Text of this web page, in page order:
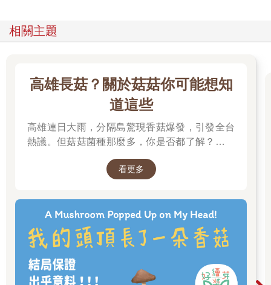
相關主題
高雄長菇？關於菇菇你可能想知
道這些
高雄連日大雨，分隔島驚現香菇爆發，引發全台
熱議。但菇菇菌種那麼多，你是否都了解？邀請
看更多